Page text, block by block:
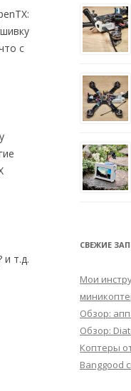
с
и т.д.
СВЕЖИЕ
Мои
Обзор:
Обзор:
Коптеры
Banggood